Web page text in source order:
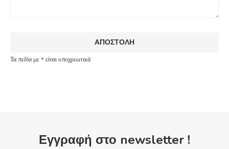
Τα πεδία με * είναι υποχρεωτικά
Εγγραφή στο newsletter !